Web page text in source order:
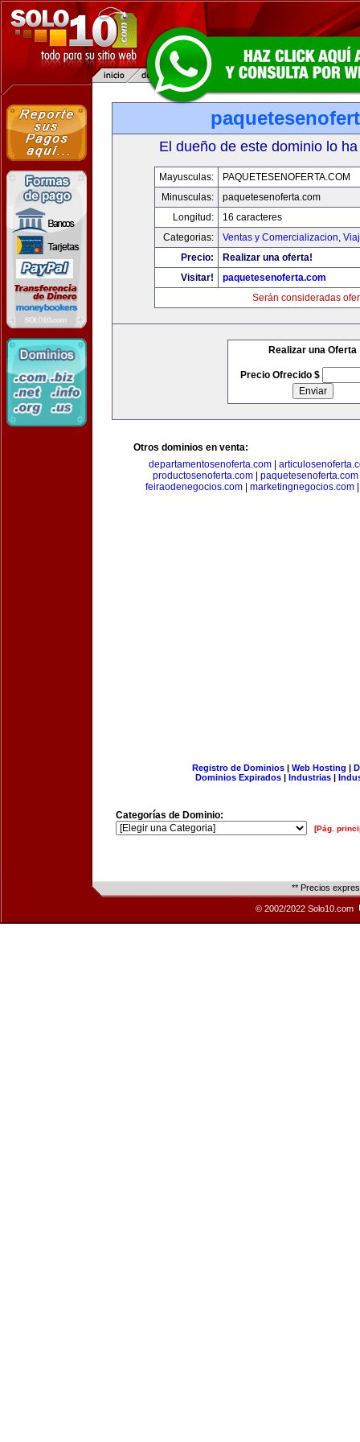
El dueño de este dominio lo
Mayusculas:
PAQUETESENOFERTA.COM
Minusculas:
paquetesenoferta.com
Longitud:
16 caracteres
Categorias:
Ventas y Comercializacion,
Precio:
Realizar una oferta!
Visitar!
paquetesenoferta.com
Serán consideradas
Realizar una Oferta
Precio Ofrecido $
Otros dominios en venta:
departamentosenoferta.com
productosenoferta.com| paquetesenoferta.com
feiraodenegocios.com
marketingnegocios.com
Registro de Dominios| Web Hosting |
Dominios Expirados | Industrias |
Categorías de Dominio:
[Pág.
** Precios
© 2002/2022 Solo10.com